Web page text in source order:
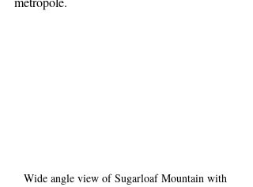
Wide angle view of Sugarloaf Mountain with